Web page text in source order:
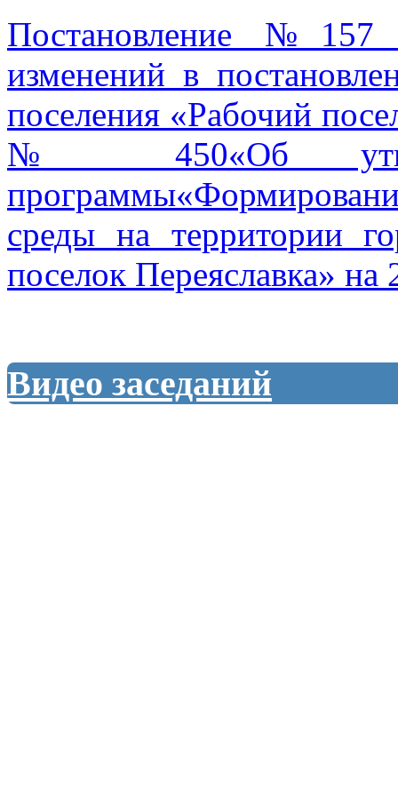
Постановление
изменений в
поселения «Рабочий
№ 450«Об
среды на территории
поселок Переяславка»
Видео заседаний